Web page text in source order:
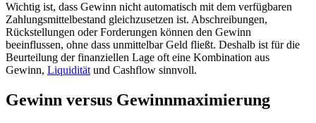
Wichtig ist, dass Gewinn nicht automatisch mit dem verfügbaren
Zahlungsmittelbestand gleichzusetzen ist. Abschreibungen,
Rückstellungen oder Forderungen können den Gewinn
beeinflussen, ohne dass unmittelbar Geld fließt. Deshalb ist für die
Beurteilung der finanziellen Lage oft eine Kombination aus
Gewinn, Liquidität und Cashflow sinnvoll.
Gewinn versus Gewinnmaximierung